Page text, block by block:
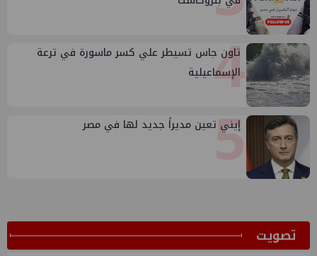
4
تاون جاس تسيطر علي كسر ماسورة في ترعة
الإسماعيلية
5
إيني تعين مديراً جديد لها في مصر
ﺗﺼﻮﻳﺖ